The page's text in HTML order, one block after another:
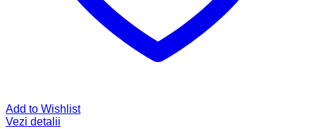
Add to Wishlist
Vezi detalii